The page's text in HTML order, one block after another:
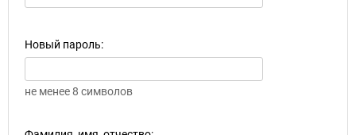
Новый пароль:
не менее 8 символов